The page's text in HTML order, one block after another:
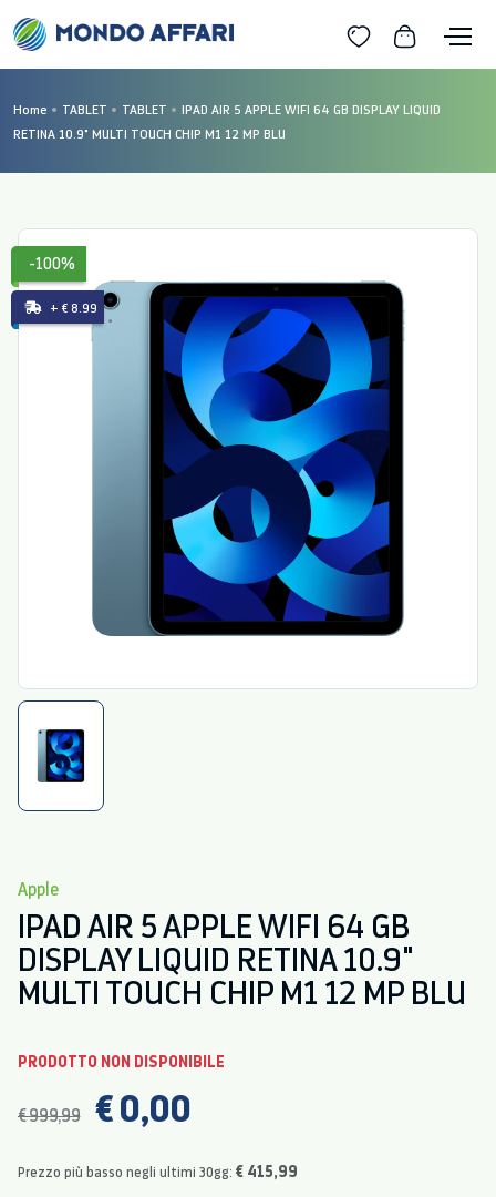
Home TABLET TABLET
IPAD AIR 5 APPLE WIFI 64 GB DISPLAY LIQUID
RETINA 10.9" MULTI TOUCH CHIP M1 12 MP BLU
-100%
+ € 8.99
Apple
IPAD AIR 5 APPLE WIFI 64 GB
DISPLAY LIQUID RETINA 10.9"
MULTI TOUCH CHIP M1 12 MP BLU
PRODOTTO NON DISPONIBILE
€ 999,99 € 0,00
Prezzo più basso negli ultimi 30gg: € 415,99